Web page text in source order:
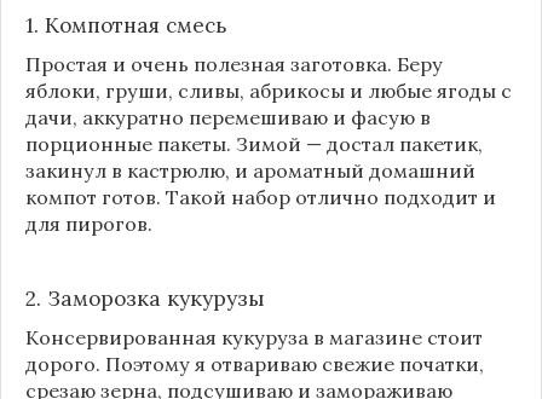
1. Компотная смесь
Простая и очень полезная заготовка. Беру
яблоки, груши, сливы, абрикосы и любые ягоды с
дачи, аккуратно перемешиваю и фасую в
порционные пакеты. Зимой — достал пакетик,
закинул в кастрюлю, и ароматный домашний
компот готов. Такой набор отлично подходит и
для пирогов.
2. Заморозка кукурузы
Консервированная кукуруза в магазине стоит
дорого. Поэтому я отвариваю свежие початки,
срезаю зерна, подсушиваю и замораживаю